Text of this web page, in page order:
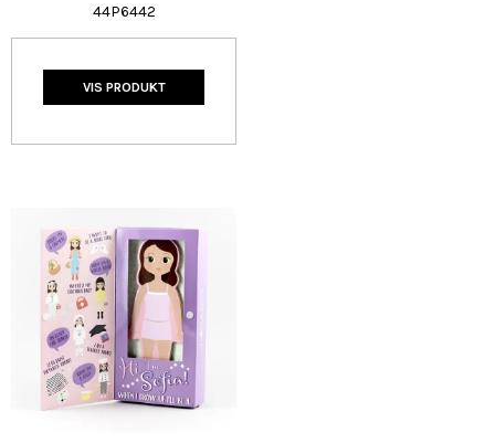
44P6442
VIS PRODUKT